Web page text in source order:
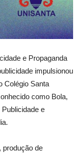
e Propaganda
impulsionou
Colégio Santa
como Bola,
e
produção de